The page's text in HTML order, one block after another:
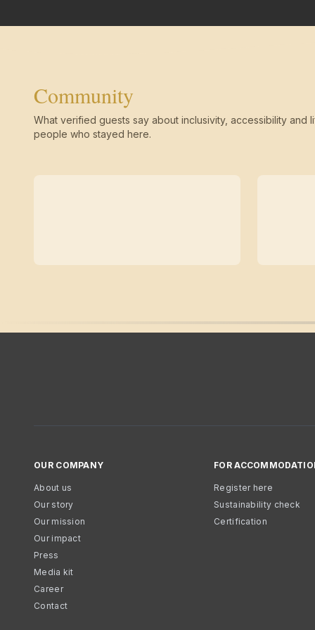
Community
What verified guests say about inclusivity, accessibility and
people who stayed here.
OUR COMPANY
About us
Our story
Our mission
Our impact
Press
Media kit
Career
Contact
FOR
Register here
Sustainability check
Certification